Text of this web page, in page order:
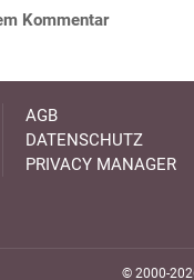
Kommentar
AGB
DATENSCHUTZ
PRIVACY MANAGER
© 2000-